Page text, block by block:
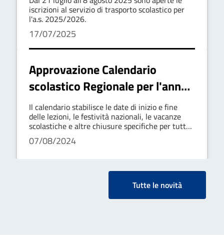
iscrizioni al servizio di trasporto scolastico per
l'a.s. 2025/2026.
17/07/2025
Approvazione Calendario
scolastico Regionale per l'anno
2024/2025 Con Determinazione
Dirigenziale n. 956 del 12 giugno
2024
Il calendario stabilisce le date di inizio e fine
delle lezioni, le festività nazionali, le vacanze
scolastiche e altre chiusure specifiche per tutte
le istituzioni scolastiche presenti sul territorio
regionale della Basilicata
07/08/2024
Tutte le novità